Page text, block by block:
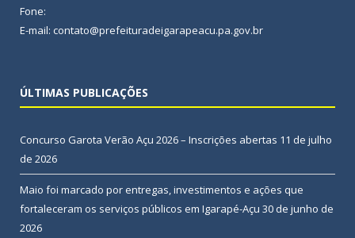
Fone:
E-mail: contato@prefeituradeigarapeacu.pa.gov.br
ÚLTIMAS PUBLICAÇÕES
Concurso Garota Verão Açu 2026 – Inscrições abertas 11 de julho
de 2026
Maio foi marcado por entregas, investimentos e ações que
fortaleceram os serviços públicos em Igarapé-Açu 30 de junho de
2026